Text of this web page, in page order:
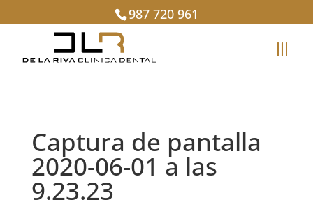
987 720 961
Captura de pantalla
2020-06-01 a las
9.23.23